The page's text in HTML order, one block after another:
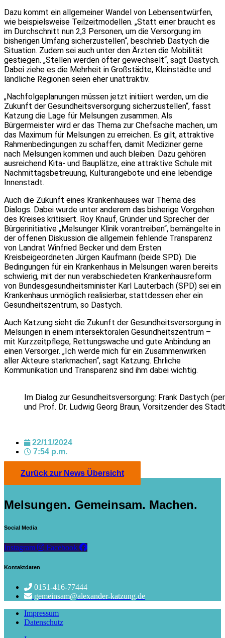
Dazu kommt ein allgemeiner Wandel von Lebensentwürfen,
wie beispielsweise Teilzeitmodellen. „Statt einer braucht es
im Durchschnitt nun 2,3 Personen, um die Versorgung im
bisherigen Umfang sicherzustellen“, beschrieb Dastych die
Situation. Zudem sei auch unter den Ärzten die Mobilität
gestiegen. „Stellen werden öfter gewechselt“, sagt Dastych.
Dabei ziehe es die Mehrheit in Großstädte, Kleinstädte und
ländliche Regionen seien eher unattraktiv.
„Nachfolgeplanungen müssen jetzt initiiert werden, um die
Zukunft der Gesundheitsversorgung sicherzustellen“, fasst
Katzung die Lage für Melsungen zusammen. Als
Bürgermeister wird er das Thema zur Chefsache machen, um
das Maximum für Melsungen zu erreichen. Es gilt, attraktive
Rahmenbedingungen zu schaffen, damit Mediziner gerne
nach Melsungen kommen und auch bleiben. Dazu gehören
ausreichend Kita- und Bauplätze, eine attraktive Schule mit
Nachmittagsbetreuung, Kulturangebote und eine lebendige
Innenstadt.
Auch die Zukunft eines Krankenhauses war Thema des
Dialogs. Dabei wurde unter anderem das bisherige Vorgehen
des Kreises kritisiert. Roy Knauf, Gründer und Sprecher der
Bürgerinitiative „Melsunger Klinik vorantreiben“, bemängelte in
der offenen Diskussion die allgemein fehlende Transparenz
von Landrat Winfried Becker und dem Ersten
Kreisbeigeordneten Jürgen Kaufmann (beide SPD). Die
Bedingungen für ein Krankenhaus in Melsungen waren bereits
schwierig, mit der nun verabschiedeten Krankenhausreform
von Bundesgesundheitsminister Karl Lauterbach (SPD) sei ein
Krankenhaus unmöglich realisierbar, stattdessen eher ein
Gesundheitszentrum, so Dastych.
Auch Katzung sieht die Zukunft der Gesundheitsversorgung in
Melsungen in einem intersektoralen Gesundheitszentrum –
mit Kurzzeitpflege, Rettungswache und gute Anbindung an
einen Versorger. „Ich werde mich für ein Zusammenwirken
aller Akteure starkmachen“, sagt Katzung. Ehrliche
Kommunikation und Transparenz sind ihm dabei wichtig.
Im Dialog zur Gesundheitsversorgung: Frank Dastych
und Prof. Dr. Ludwig Georg Braun, Vorsitzender des
22/11/2024
7:54 p.m.
Zurück zur News Übersicht
Melsungen. Gemeinsam. Machen.
Social Media
Instagram Facebook
Kontaktdaten
0151-416-77444
gemeinsam@alexander-katzung.de
Impressum
Datenschutz